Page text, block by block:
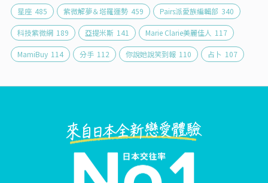
星座 485 紫微解夢＆塔羅運勢 459 Pairs派愛族編輯部 340
科技紫微網 189 亞提米斯 141 Marie Clarie美麗佳人 117
MamiBuy 114 分手 112 你說她說笑到報 110 占卜 107